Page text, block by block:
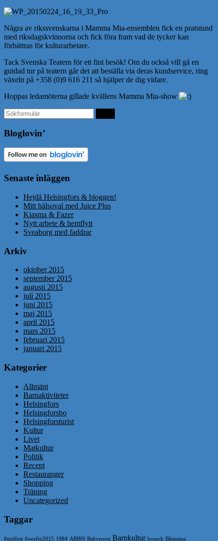
Några av rikssvenskarna i Mamma Mia-ensemblen fick en pratstund
med riksdagskvinnorna och fick föra fram vad de tycker kan
förbättras för kulturarbetare.
Tack Svenska Teatern för ett fint besök! Om du också vill gå en
guidad tur på teatern går det att beställa via deras kundservice, ring
växeln på +358 (0)9 616 211 så hjälper de dig vidare.
Hoppas ledamöterna gillade kvällens Mamma Mia-show
Bloglovin’
Senaste inläggen
Hejdå Helsingfors & bloggen!
Mitt hälsoval med Juice Plus
Kiasma & Fazer
Nytt arbete & hemflytt
Sveaborg med faddrar
Arkiv
oktober 2015
september 2015
augusti 2015
juli 2015
juni 2015
maj 2015
april 2015
mars 2015
februari 2015
januari 2015
Kategorier
Allmänt
Barnaktiviteter
Helsingfors
Helsingforsbo
Helsingforsturist
Kultur
Livet
Matkultur
Politik
Recept
Restauranger
Shopping
Träning
Uncategorized
Taggar
#melfest #swefin2015 1984 ARBIS Babypoesi Barnkultur brunch Båtmässa